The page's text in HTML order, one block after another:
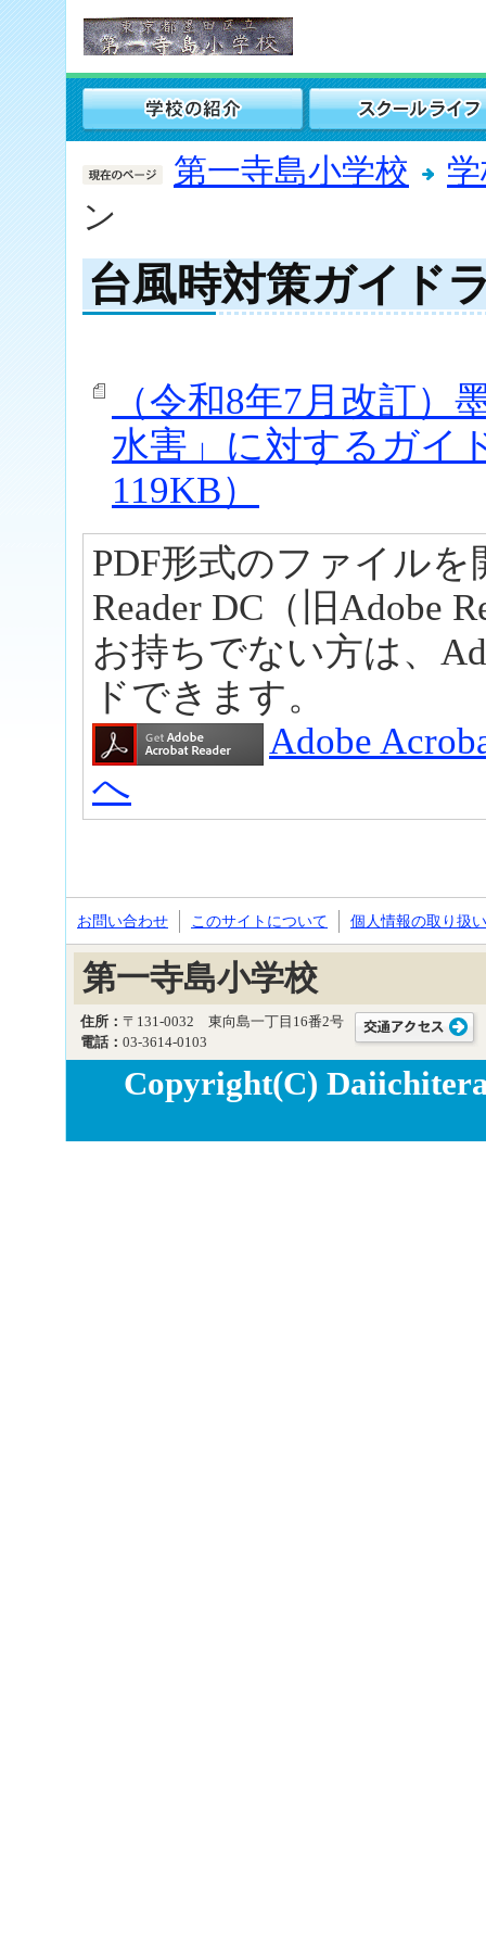
第一寺島小学校
ン
台風時対策ガイド
（令和8年7月改訂
水害」に対するガイ
119KB）
PDF形式のファイルを
Reader DC（旧Adobe
お持ちでない方は、
ドできます。
Adobe
へ
お問い合わせ このサイトについて 個人情報の取り扱い
第一寺島小学校
住所： 〒131-0032 東向島一丁目16番2号
電話： 03-3614-0103
Copyright(C)